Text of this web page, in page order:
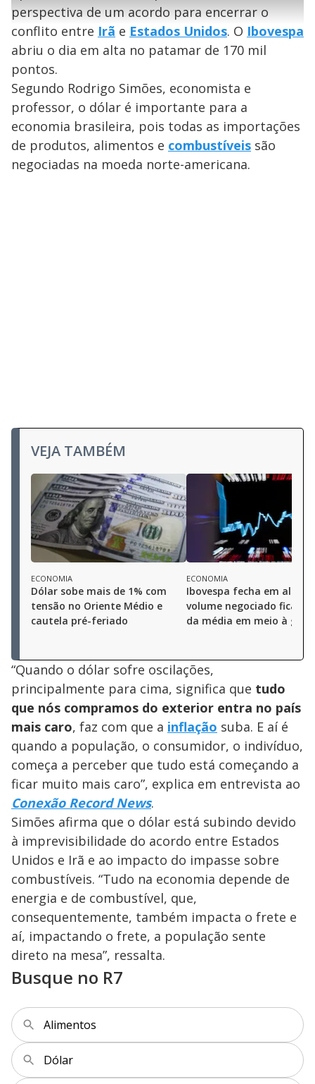
a
y
V
i
g
u
d
o
e
g
n
d
s
u
d
perspectiva de um acordo para encerrar o
conflito entre Irã e Estados Unidos. O Ibovespa
abriu o dia em alta no patamar de 170 mil
pontos.
Segundo Rodrigo Simões, economista e
professor, o dólar é importante para a
economia brasileira, pois todas as importações
de produtos, alimentos e combustíveis são
negociadas na moeda norte-americana.
VEJA TAMBÉM
ECONOMIA
Dólar sobe mais de 1% com
tensão no Oriente Médio e
cautela pré-feriado
ECONOMIA
Ibovespa fecha em alta,
volume negociado fica
da média em meio à
“Quando o dólar sofre oscilações,
principalmente para cima, significa que tudo
que nós compramos do exterior entra no país
mais caro, faz com que a inflação suba. E aí é
quando a população, o consumidor, o indivíduo,
começa a perceber que tudo está começando a
ficar muito mais caro”, explica em entrevista ao
Conexão Record News.
Simões afirma que o dólar está subindo devido
à imprevisibilidade do acordo entre Estados
Unidos e Irã e ao impacto do impasse sobre
combustíveis. “Tudo na economia depende de
energia e de combustível, que,
consequentemente, também impacta o frete e
aí, impactando o frete, a população sente
direto na mesa”, ressalta.
Busque no R7
Alimentos
Dólar